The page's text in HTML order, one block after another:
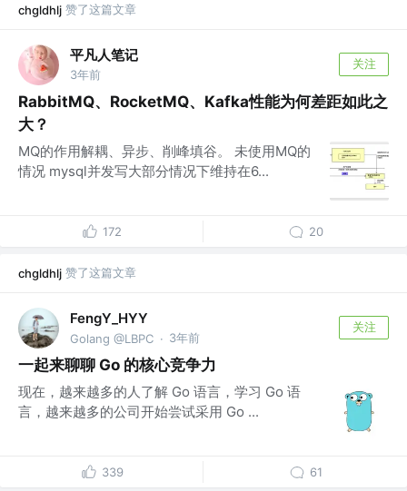
chgldhlj 赞了这篇文章
平凡人笔记
3年前
关注
RabbitMQ、RocketMQ、Kafka性能为何差距如此之
大？
MQ的作用解耦、异步、削峰填谷。 未使用MQ的
情况 mysql并发写大部分情况下维持在6...
172 20
chgldhlj 赞了这篇文章
FengY_HYY
Golang @LBPC · 3年前
关注
一起来聊聊 Go 的核心竞争力
现在，越来越多的人了解 Go 语言，学习 Go 语
言，越来越多的公司开始尝试采用 Go ...
339 61